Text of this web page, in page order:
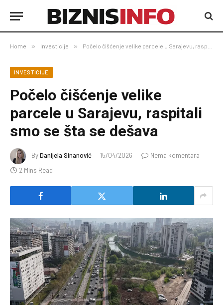
Home » Investicije » Počelo čišćenje velike parcele u Sarajevu, raspitali smo se šta se dešava
INVESTICIJE
Počelo čišćenje velike
parcele u Sarajevu, raspitali
smo se šta se dešava
ByDanijela Sinanović 15/04/2026
Nema komentara
2 Mins Read